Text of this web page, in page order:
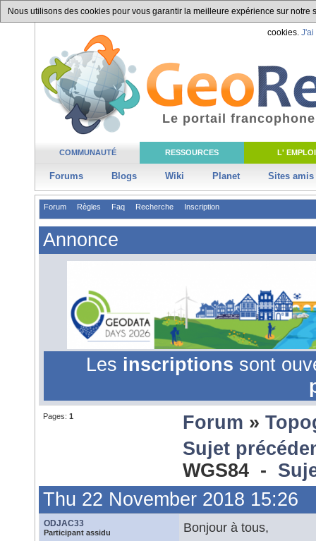
Nous utilisons des cookies pour vous garantir la meilleure expérience sur
cookies. J'ai
COMMUNAUTÉ RESSOURCES L' EMPLOI
Forums Blogs Wiki Planet Sites amis
Le portail
Forum Règles Faq Recherche Inscription
Annonce
Les inscriptions sont
Pages: 1 Forum »
Sujet
WGS84 -
Thu 22 November 2018 15:26
ODJAC33
Participant assidu
Bonjour à tous,